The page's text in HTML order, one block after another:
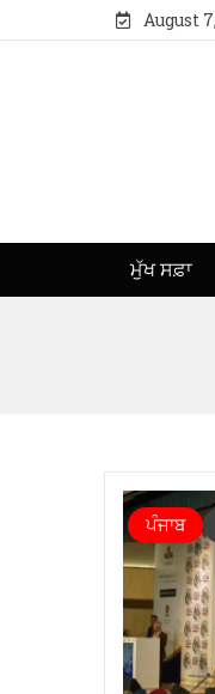
August
ਮੁੱਖ ਸਫ਼ਾ
ਪੰਜਾਬ